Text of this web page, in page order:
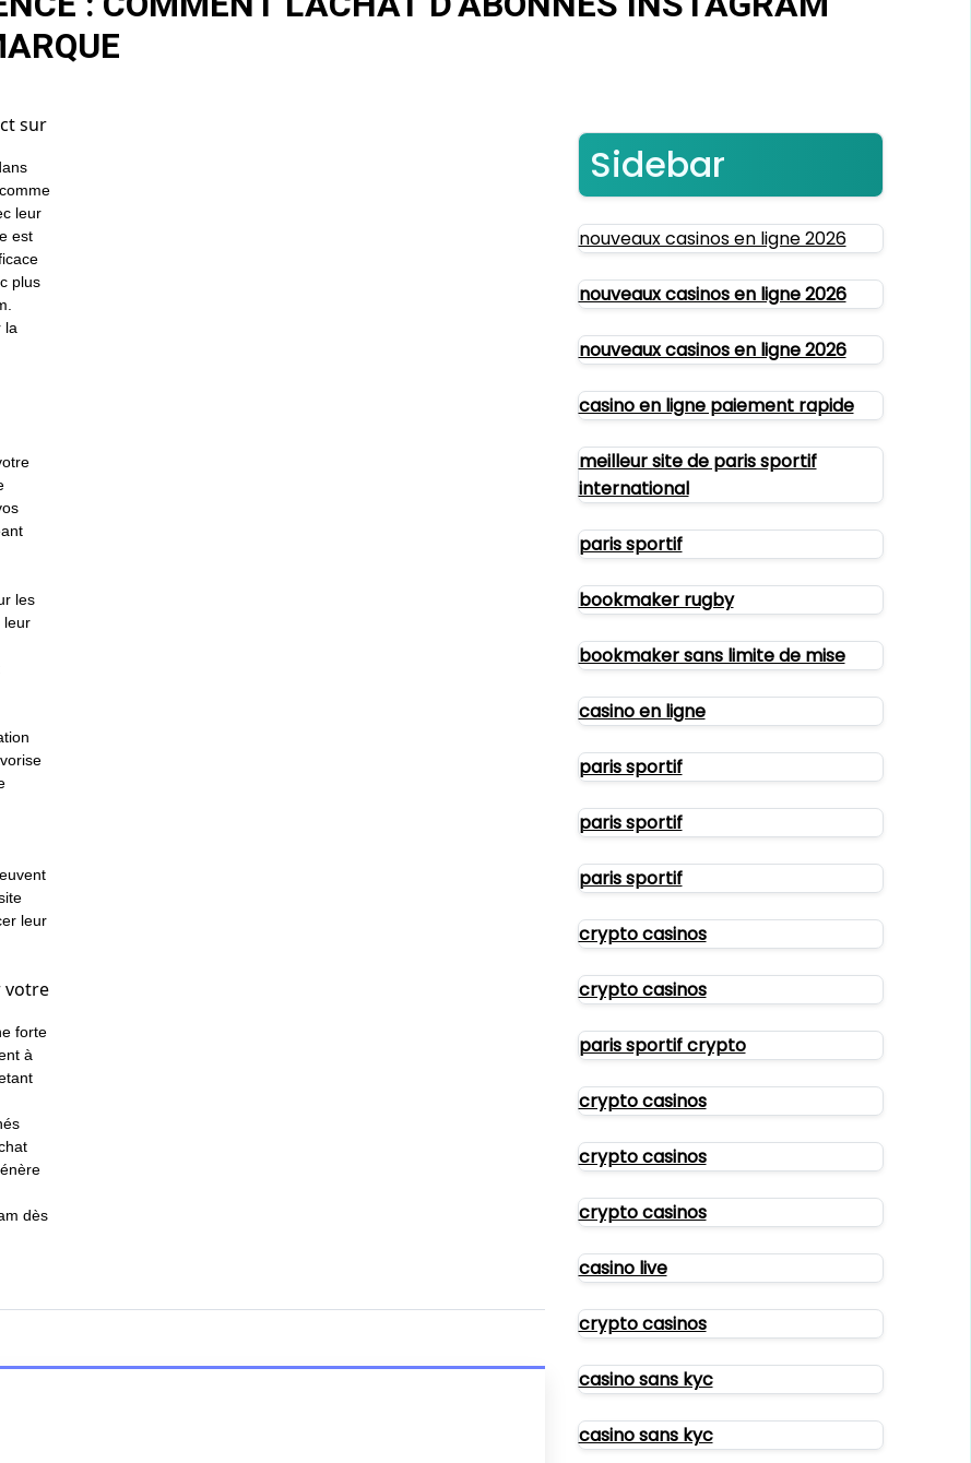
sur
leur
est
plus
la
les
leur
leur
votre
forte
à
dès
Sidebar
nouveaux casinos en ligne 2026
nouveaux casinos en ligne 2026
nouveaux casinos en ligne 2026
casino en ligne paiement rapide
meilleur site de paris sportif
international
paris sportif
bookmaker rugby
bookmaker sans limite de mise
casino en ligne
paris sportif
paris sportif
paris sportif
crypto casinos
crypto casinos
paris sportif crypto
crypto casinos
crypto casinos
crypto casinos
casino live
crypto casinos
casino sans kyc
casino sans kyc